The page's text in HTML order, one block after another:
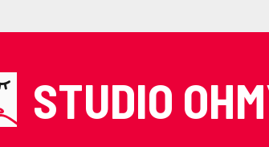
STUDIO